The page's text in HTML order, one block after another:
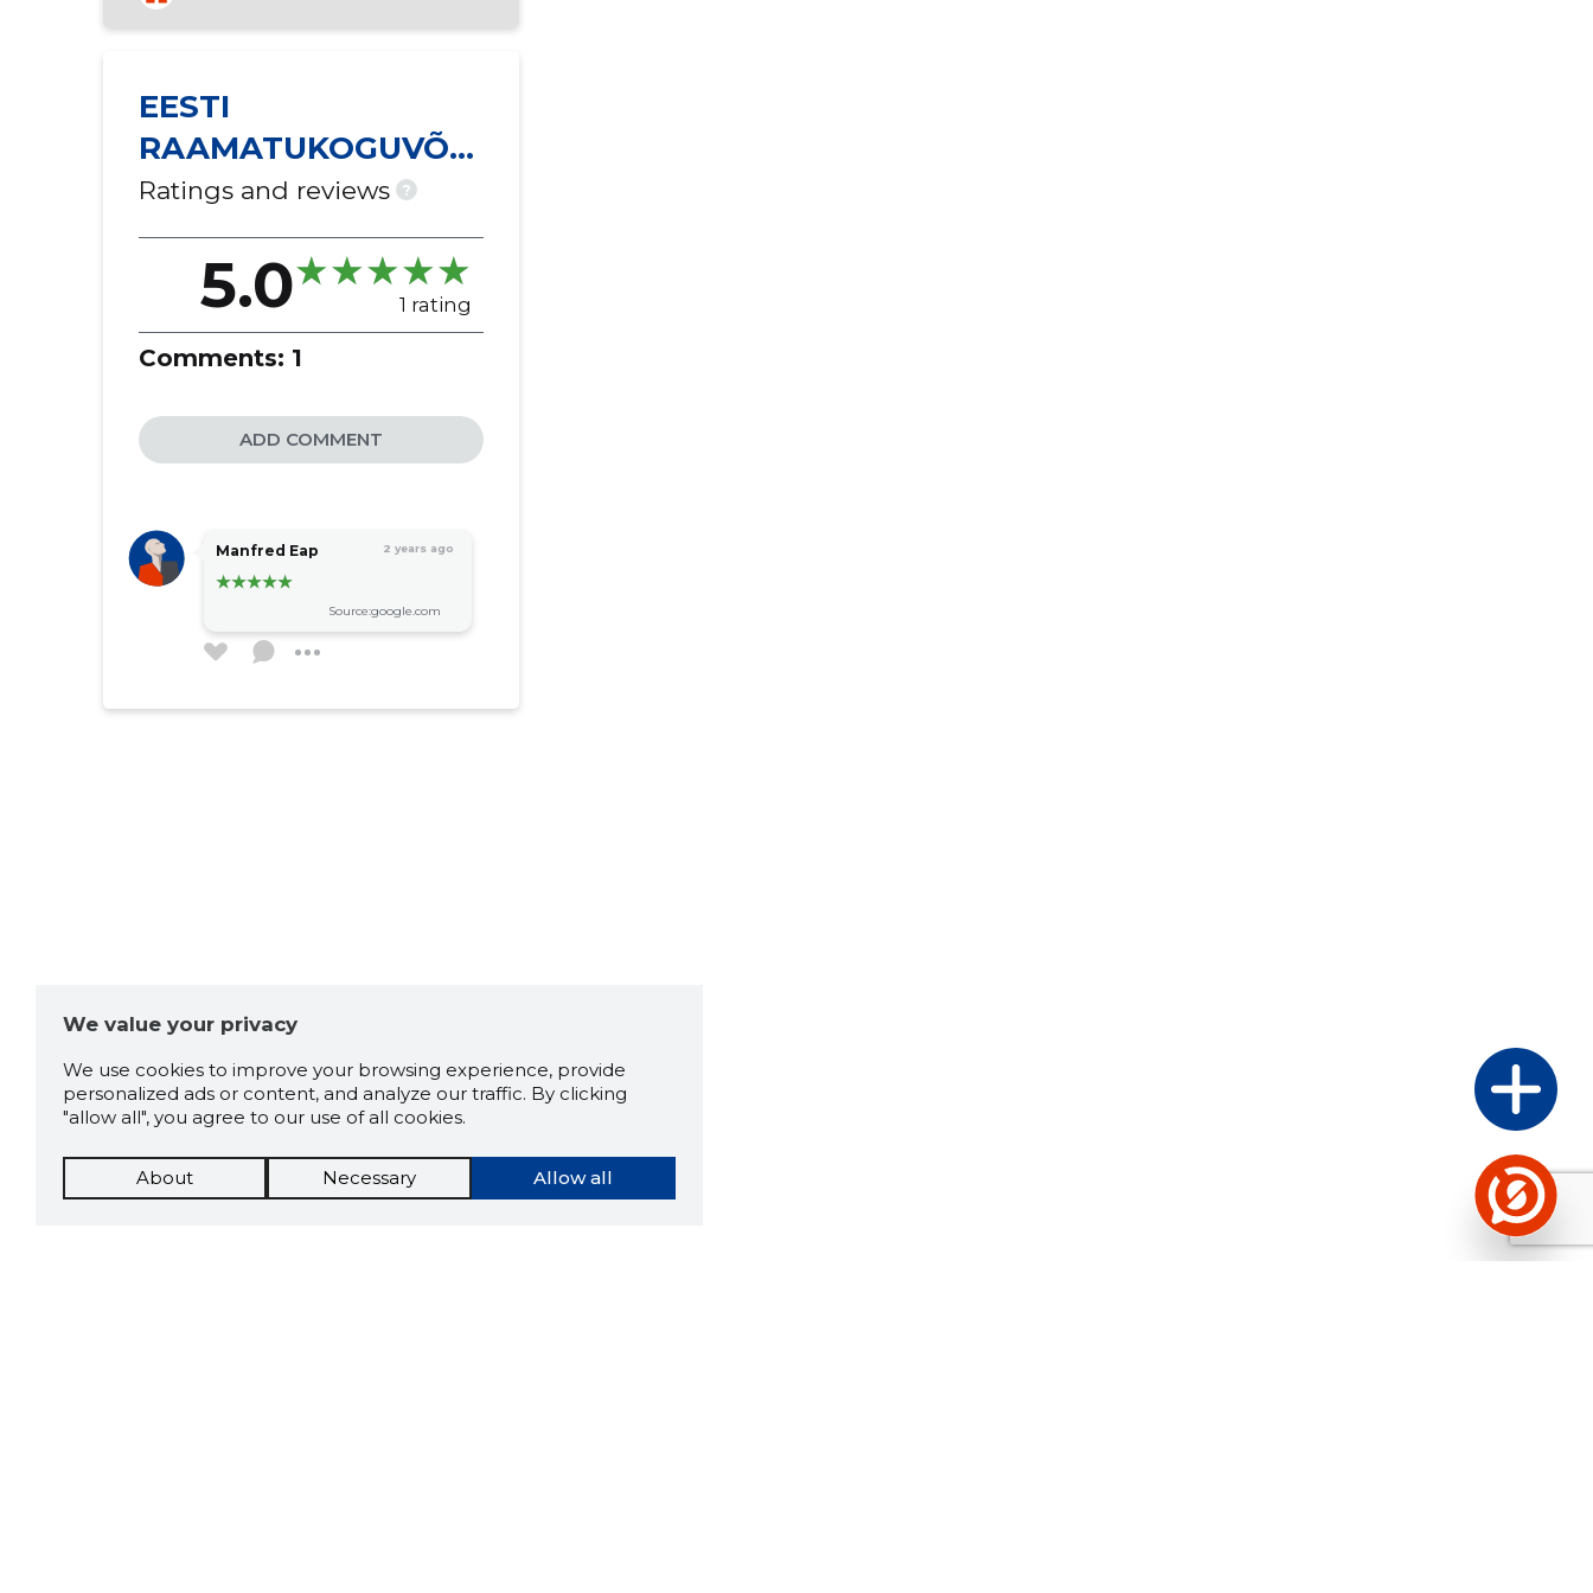
library activities
EESTI
RAAMATUKOGUVÕR
GU KONSORTSIUM
MTÜ
Ratings and reviews ?
5.0 1 rating
Comments: 1
ADD COMMENT
Manfred Eap 2 years ago
Source:google.com
We value your privacy
We use cookies to improve your browsing experience, provide
personalized ads or content, and analyze our traffic. By clicking
"allow all", you agree to our use of all cookies.
Allow all
About Necessary